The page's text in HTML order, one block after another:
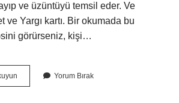
ve üzüntüyü temsil eder. Ve
ve Yargı kartı. Bir okumada bu
görürseniz, kişi…
3
Yorum Bırak